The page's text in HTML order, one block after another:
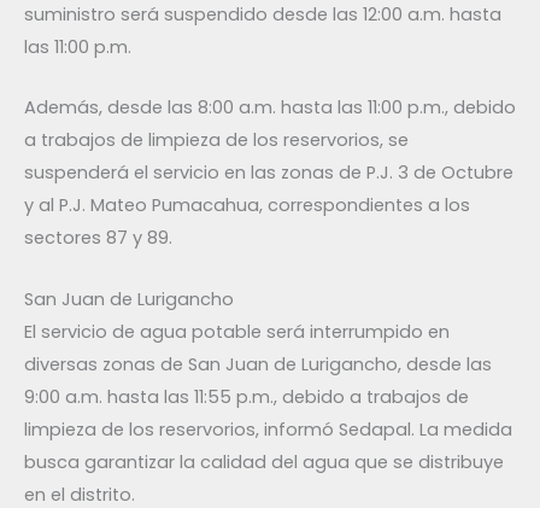
suministro será suspendido desde las 12:00 a.m. hasta
las 11:00 p.m.
Además, desde las 8:00 a.m. hasta las 11:00 p.m., debido
a trabajos de limpieza de los reservorios, se
suspenderá el servicio en las zonas de P.J. 3 de Octubre
y al P.J. Mateo Pumacahua, correspondientes a los
sectores 87 y 89.
San Juan de Lurigancho
El servicio de agua potable será interrumpido en
diversas zonas de San Juan de Lurigancho, desde las
9:00 a.m. hasta las 11:55 p.m., debido a trabajos de
limpieza de los reservorios, informó Sedapal. La medida
busca garantizar la calidad del agua que se distribuye
en el distrito.